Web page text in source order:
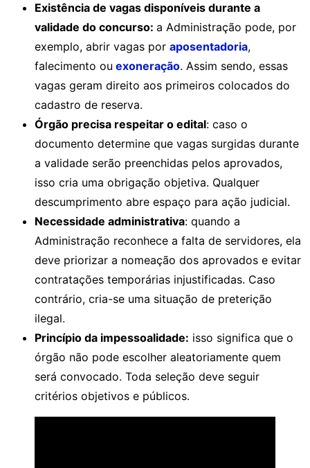
Existência de vagas disponíveis durante a
validade do concurso: a Administração pode, por
exemplo, abrir vagas por aposentadoria,
falecimento ou exoneração. Assim sendo, essas
vagas geram direito aos primeiros colocados do
cadastro de reserva.
Órgão precisa respeitar o edital: caso o
documento determine que vagas surgidas durante
a validade serão preenchidas pelos aprovados,
isso cria uma obrigação objetiva. Qualquer
descumprimento abre espaço para ação judicial.
Necessidade administrativa: quando a
Administração reconhece a falta de servidores, ela
deve priorizar a nomeação dos aprovados e evitar
contratações temporárias injustificadas. Caso
contrário, cria-se uma situação de preterição
ilegal.
Princípio da impessoalidade: isso significa que o
órgão não pode escolher aleatoriamente quem
será convocado. Toda seleção deve seguir
critérios objetivos e públicos.